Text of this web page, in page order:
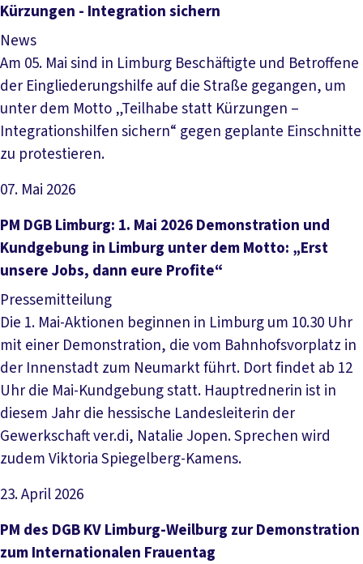
Kürzungen - Integration sichern
News
Am 05. Mai sind in Limburg Beschäftigte und Betroffene
der Eingliederungshilfe auf die Straße gegangen, um
unter dem Motto „Teilhabe statt Kürzungen –
Integrationshilfen sichern“ gegen geplante Einschnitte
zu protestieren.
07. Mai 2026
Artikel lesen
PM DGB Limburg: 1. Mai 2026 Demonstration und
Kundgebung in Limburg unter dem Motto: „Erst
unsere Jobs, dann eure Profite“
Pressemitteilung
Die 1. Mai-Aktionen beginnen in Limburg um 10.30 Uhr
mit einer Demonstration, die vom Bahnhofsvorplatz in
der Innenstadt zum Neumarkt führt. Dort findet ab 12
Uhr die Mai-Kundgebung statt. Hauptrednerin ist in
diesem Jahr die hessische Landesleiterin der
Gewerkschaft ver.di, Natalie Jopen. Sprechen wird
zudem Viktoria Spiegelberg-Kamens.
23. April 2026
Artikel lesen
PM des DGB KV Limburg-Weilburg zur Demonstration
zum Internationalen Frauentag